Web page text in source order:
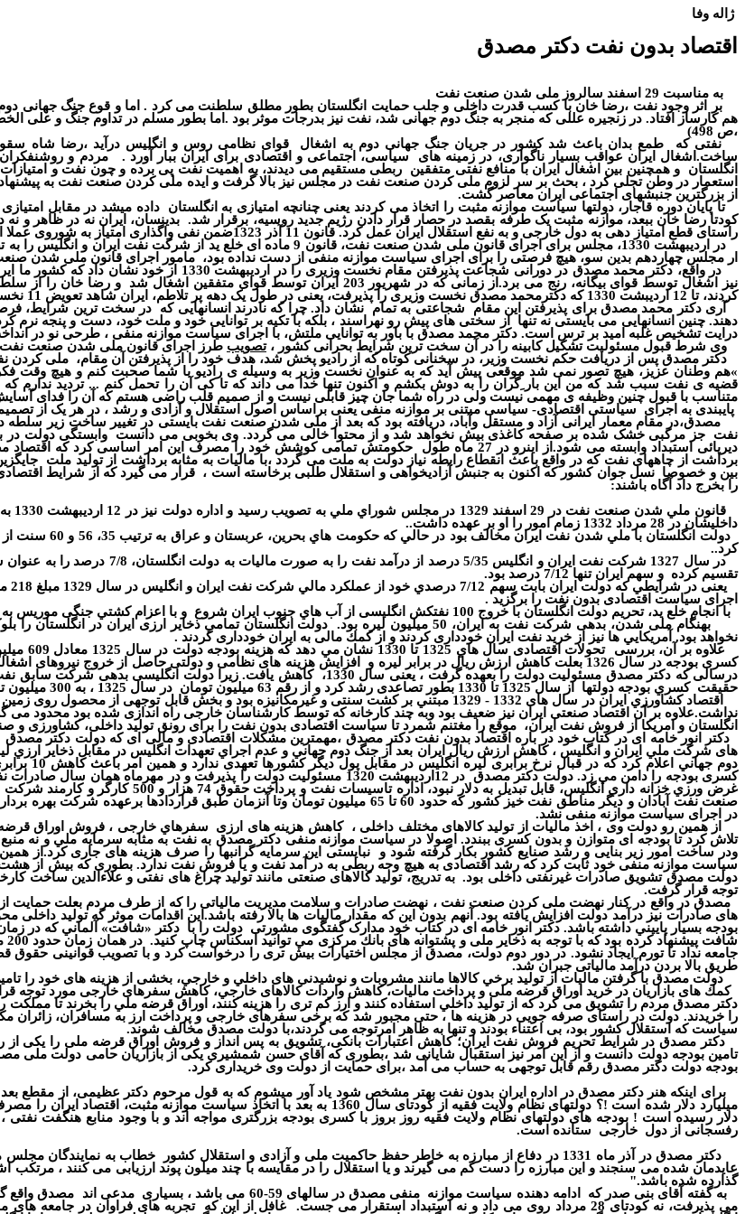
ژاله وفا
اقتصاد بدون نفت دکتر مصدق
به مناسبت 29 اسفند سالروز ملی شدن صنعت نفت
بر اثر وجود نفت ،رضا خان با کسب قدرت داخلی و جلب حمایت انگلستان بطور مطلق سلطنت می کرد . اما و قوع جنگ جهانی
هم کارساز افتاد. در زنجیره عللی که منجر به جنگ دوم جهانی شد، نفت نیز بدرجات موثر بود .اما بطور مسلم در تداوم جنگ و
،ص 498
)
نفتی که
طمع بدان باعث شد کشور در جریان جنگ جهانی دوم به اشغال قوای نظامی روس و انگلیس درآید ،رضا شاه
ساخت.اشغال ایران عواقب بسیار ناگواری،در زمینه های سیاسی، اجتماعی و اقتصادی برای ایران ببار آورد . مردم و
انگلستان
و همچنین بین اشغال ایران با منافع نفتی متفقین
ربطی مستقیم می دیدند، به اهمیت نفت پی برده و چون نفت و
استعمار در وطن تجلی کرد ، بحث بر سر لزوم ملی کردن صنعت نفت در مجلس نیز بالا گرفت و ایده ملی کردن صنعت نفت به
از بزرگترین جنبشهای اجتماعی ایران معاصر گشت.
تا پایان دوره قاجار ، دولتها سیاست موازنه مثبت را اتخاذ می کردند یعنی چنانچه امتیازی به انگلستان داده میشد در مقابل
کودتا رضا خان ببعد،موازنه مثبت یک طرفه بقصد در حصار قرار دادن رﮊیم جدید روسیه، برقرار شد. بدینسان، ایران نه در ظاهر و
راستای قطع امتیاز دهی به دول خارجی و به نفع استقلال ایران عمل کرد. قانون 11 آذر 1323ضمن نفی واگذاری امتیاز به شوروی عملا امتیاز نفت انگلیسیها
در اردیبهشت 1330
، مجلس برای اجرای قانون ملی شدن صنعت نفت، قانون 9 ماده ای خلع ید از شرکت نفت ایران و انگلیس را به تصویب رساند. به نخست وزیری دکتر محمد مصدق ابراز تمایل کرد و دکتر مصدق که
ار مجلس چهاردهم بدین سو،هیچ فرصتی را برای اجرای سیاست موازنه منفی از دست نداده بود، مامور اجرای قانون ملی شدن
در واقع، دکتر محمد مصدق در دورانی شجاعت پذیرفتن مقام نخست وزیری را در اردیبهشت 1330 از خود نشان داد که کشور ما ایران
نیز اشغال توسط قوای بیگانه، رنج می برد.از زمانی که در شهریور 203 ایران توسط قوای متفقین اشغال شد
و رضا خان را از
کردند، تا 12 اردیبشت 1330 که دکترمحمد مصدق نخست وزیری را پذیرفت، یعنی در طول یک دهه پر تلاطم، ایران شاهد تعویض 11 نخست وزیر، 31 کابینه و 148 وزیر بود.
آری دکتر محمد مصدق برای پذیرفتن این مقام شجاعتی به تمام نشان داد. چرا که نادرند انسانهایی که در سخت ترین شرایط،
دهند. چنین انسانهایی می بایستی نه تنها از سختی های پیش رو نهراسند ، بلکه با تکیه بر توانایی خود و ملت خود، دست و پنجه نرم
درایت تشخیص غلبه امید بر ترس است. دکتر محمد مصدق با باور به توانایی ملتش، با اجرای سیاست موازنه منفی ، طرحی نو در
وی شرط قبول مسئولیت تشکیل کابینه را در آن سخت ترین شرایط بحرانی کشور ،تصویب طرز اجرای قانون ملی شدن صنعت نفت
دکتر مصدق پس از دریافت حکم نخست وزیر، در سخنانی کوتاه که از رادیو پخش شد، هدف خود را از پذیرفتن آن مقام، ملی کردن
«هم وطنان عزیز، هیچ تصور نمی شد موقعی پیش آید که به عنوان نخست وزیر به وسیله ی رادیو با شما صحبت کنم و هیچ وقت
قضیه ی نفت سبب شد که من این بار ِگران را به دوش بکشم و اکنون تنها خدا می داند که تا کی آن را تحمل کنم ... تردید ندارم
متناسب با قبول چنین وظیفه ی مهمی نیست ولی در راه شما جان چیز قابلی نیست و از صمیم قلب راضی هستم که آن را فدای
پایبندی به اجرای
سیاستی اقتصادی- سیاسی مبتنی بر موازنه منفی یعنی براساس اصول استقلال و آزادی و رشد ، در هر یک از
مصدق،در مقام معمار ایرانی آزاد و مستقل وآباد، دریافته بود که بعد از ملی شدن صنعت نفت بایستی در تغییر ساخت زیر
نفت
جز مرکبی خشک شده بر صفحه کاغذی بیش نخواهد شد و از محتوا خالی می گردد. وی بخوبی می دانست
وابستگی دولت در
دیرپائی استبداد وابسته می شود.از اینرو در 27 ماه طول
حکومتش تمامی کوشش خود را مصرف این امر اساسی کرد که اقتصاد
برداشت از چاههای نفت که در واقع باعث انقطاع رابطه نیاز دولت به ملت می گردد ،با مالیات به مثابه برداشت از تولید ملت
بین و خصوصا نسل جوان کشور که اکنون به جنبش آزادیخواهی و استقلال طلبی برخاسته است ، قرار می گیرد که از شرایط
را بخرج داد آگاه باشند:
داخلیشان در 28 مرداد 1332 زمام امور را او بر عهده داشت.
.
كرد..
تقسيم کرده و سهم ايران تنها 7/12 درصد بود.
یعنی در شرايطي كه دولت ايران بابت سهم 7/12 درصدي خود از عملكرد مالي شركت نفت ايران و انگليس در سال 1329 مبلغ 218 میلیون تومان دريافت مي كرد (خاطرات و تألمات صفحه 235).
اجرای سیاست اقتصادی بدون نفت را برگزید .
با انجام خلع ید، تحريم دولت انگلستان با خروج 100 نفتكش انگليسی از آب هاي جنوب ايران شروع و با اعزام كشتي جنگی موريس
بهنگام ملی شدن، بدهی شرکت نفت به ایران،
دولت انگلستان تمامي ذخاير ارزی ايران در انگلستان را
نخواهد بود. آمريكايي ها نيز از خريد نفت ايران خودداری كردند و از كمك مالی به ايران خودداری كردند .
علاوه بر آن،بررسی تحولات اقتصادی سال هاي 1325 تا 1330 نشان مي دهد كه هزينه بودجه دولت در سال 1325 معادل 609 ميليون تومان بود
كسری بودجه در سال 1326 بعلت کاهش ارزش ریال در برابر لیره و
افزایش هزینه های نظامی و دولتی حاصل از خروج نیروهای
درسالی که دکتر مصدق مسئولیت دولت را بعهده گرفت ، یعنی سال 1330
، کاهش یافت. زیرا دولت انگلیسی بدهی شرکت سابق نفت
حقیقت كسري بودجه دولتها از سال 1325 تا 1330 بطور تصاعدی رشد کرد و از رقم 63 ميليون تومان
در سال 1325 ، به 300 میلیون تومان در سال 1330 رسید.
اقتصاد كشاورزي ايران در سال های 1332 - 1329 مبتني بر كشت سنتی و غيرمكانيزه بود و بخش قابل
نداشت.علاوه بر آن اقتصاد صنعتی ایران نیز ضعیف بود وبه چند كارخانه كه توسط كارشناسان خارجی راه اندازی شده بود محدود
انگلستان و امریکا از فروش نفت ایران، موقع را مغتنم شمرد تا سیاست اقتصادی بدون نفت را برای رونق تولید داخلی،کشاورزی و
دکتر انور خامه ای در کتاب خود در باره اقتصاد بدون نفت دکتر مصدق ،مهمترین مشكلات اقتصادی و مالی ای که دولت دکتر مصدق
های شركت ملي ايران و انگلیس ، كاهش ارزش ريال ايران بعد از جنگ دوم جهاني و عدم اجراي تعهدات انگليس در مقابل ذخاير ارزي ليره ايران در سال 1325 تا 1330
دوم جهاني
كسری بودجه را دامن مي زد. دولت دكتر مصدق
در 12ارديبهشت 1320 مسئولیت دولت را پذیرفت و در مهرماه همان
غرض ورزي خزانه داري انگليس، قابل تبديل
صنعت نفت آبادان و ديگر مناطق نفت خيز كشور كه حدود 60 تا 65 ميليون تومان وتا آنزمان
در اجرای سیاست موازنه منفی نشد.
از همين رو دولت وی ، اخذ ماليات از توليد كالاهای مختلف داخلی ،
كاهش هزينه های ارزی
سفرهاي خارجی ، فروش اوراق قرضه
تلاش كرد تا بودجه ای متوازن و بدون كسری ببندد. اصولا در سیاست موازنه منفی دکتر مصدق به نفت به مثابه سرمايه ملي و نه
ودر ساخت امور زیر بنایی و رشد صنایع کشور بکار گرفته شود و
نبایستی این سرمایه گرانبها را صرف هزینه های جاری کرد.از
سیاست موازنه منفی خود ثابت کرد که رشد اقتصادی به هیچ وجه ربطی به در آمد نفت و یا فروش نفت ندارد. بطوری که بيش از
دولت مصدق تشويق صادرات غيرنفتی داخلی بود. به تدريج، توليد كالاهای صنعتی مانند توليد چراغ های نفتی و علاءالدين
توجه قرار گرفت.
مصدق در واقع در کنار نهضت ملی کردن صنعت نفت ، نهضت صادرات و سلامت مدیریت مالیاتی را که از طرف مردم بعلت حمایت
های صادرات نيز درآمد دولت افزایش یافته بود. آنهم بدون اين كه مقدار ماليات ها بالا رفته باشد.این اقدامات موثر که تولید داخلی
بودجه بسيار پاييني داشته باشد. دکتر انور خامه ای در کتاب خود مدارک گفتگوی مشورتی دولت را با دكتر «شافت» لماني كه در
شافت پيشنهاد كرده بود که با توجه به ذخاير ملی و پشتوانه های بانك مركزی مي توانيد اسكناس چاپ كنید. در همان زمان حدود 200 ميليون تومان اسكناس نیزچاپ شد
جامعه نداد تا تورم ايجاد نشود. در دور دوم دولت، مصدق از مجلس اختيارات بيش تری را درخواست كرد و با تصويب قوانينی حقوق
طريق بالا بردن درآمد مالياتی جبران شد.
دولت مصدق با گرفتن ماليات از توليد برخي كالاها مانند مشروبات و نوشيدنی های داخلي و خارجي، بخشی از هزينه های خود را
كمك های بازاريان در خريد اوراق قرضه ملی و پرداخت ماليات، كاهش واردات كالاهای خارجي، كاهش سفرهای خارجی مورد توجه
دكتر مصدق مردم را تشويق می كرد كه از توليد داخلي استفاده كنند و ارز كم تری را هزينه كنند، اوراق قرضه ملي را بخرند تا
را خريدند. دولت در راستای صرفه جویی در هزینه ها ، حتی مجبور شد كه برخی سفرهای خارجی و پرداخت ارز به مسافران،
سیاست که استقلال کشور بود، بی اعتناء بودند و تنها به ظاهر امرتوجه می کردند،با دولت مصدق مخالف شوند.
دکتر مصدق در شرایط تحریم فروش نفت ایران؛ كاهش اعتبارات بانكی، تشويق به پس انداز و فروش اوراق قرضه ملی را یکی از
بودجه دولت دکتر مصدق رقم قابل توجهی به حساب می آمد ،برای حمایت از دولت وی خریداری کرد.
برای اینکه هنر دکتر مصدق در اداره ایران بدون نفت بهتر مشخص شود یاد آور میشوم که به قول مرحوم دکتر عظیمی، از مقطع
میلیارد دلار شده است !؟ دولتهای نظام ولایت فقیه از کودتای سال 1360 به بعد با اتخاذ سیاست موازنه مثبت
،اقتصاد ایران را
دلار رسیده است ! بودجه های دولتهای نظام ولایت فقیه روز بروز با کسری بودجه بزرگتری مواجه اند و با وجود منابع هنگفت
رفسجانی از دول خارجی
ستانده است.
دکتر مصدق در آذر ماه 1331 در دفاع از مبارزه به خاطر حفظ حاکمیت ملی و
آزادی و استقلال کشور
خطاب به نمایندگان مجلس
عایدمان شده می سنجند و این مبارزه را دست کم می گیرند و یا استقلال را در مقایسه با چند میلون پوند ارزیابی می کنند ،
گذارده شده باشد."
به گفته آقای بنی صدر که
ادامه دهنده سیاست موازنه منفی مصدق در سالهای 59-60 می باشد ، بسیاری مدعی اند
مصدق واقع
می پذیرفت، نه کودتای 28 مرداد روی می داد و نه استبداد استقرار می جست.
غافل از این که
تجربه های فراوان در جامعه